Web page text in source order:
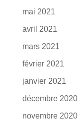
mai 2021
avril 2021
mars 2021
février 2021
janvier 2021
décembre 2020
novembre 2020